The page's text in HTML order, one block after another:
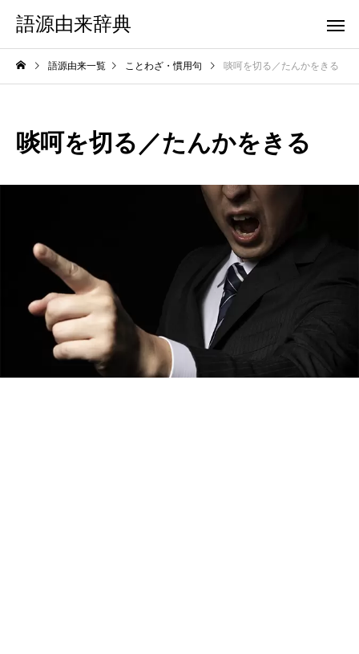
語源由来辞典
語源由来一覧 ことわざ・慣用句 啖呵を切る／たんかをきる
啖呵を切る／たんかをきる